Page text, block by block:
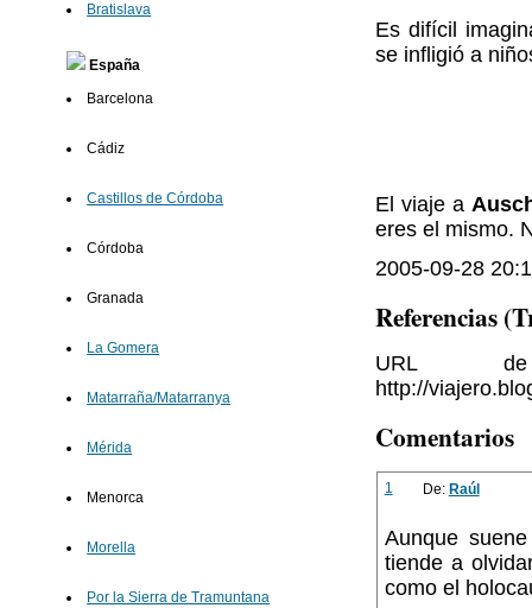
Bratislava
España
Barcelona
Cádiz
Castillos de Córdoba
Córdoba
Granada
La Gomera
Matarraña/Matarranya
Mérida
Menorca
Morella
Por la Sierra de Tramuntana
Es difícil
se infligió a
El viaje a
eres el mismo.
2005-09-28
Referencias
URL
http://
Comentarios
1 De: Raúl
Aunque
tiende a
como el